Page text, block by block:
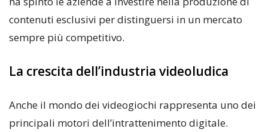
contenuti esclusivi per distinguersi in un mercato
sempre più competitivo.
La crescita dell’industria videoludica
Anche il mondo dei videogiochi rappresenta uno dei
principali motori dell’intrattenimento digitale.